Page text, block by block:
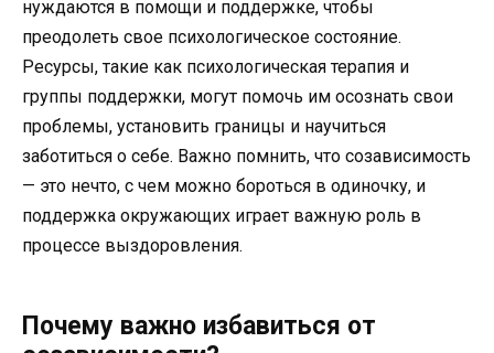
нуждаются в помощи и поддержке, чтобы
преодолеть свое психологическое состояние.
Ресурсы, такие как психологическая терапия и
группы поддержки, могут помочь им осознать свои
проблемы, установить границы и научиться
заботиться о себе. Важно помнить, что созависимость
— это нечто, с чем можно бороться в одиночку, и
поддержка окружающих играет важную роль в
процессе выздоровления.
Почему важно избавиться от